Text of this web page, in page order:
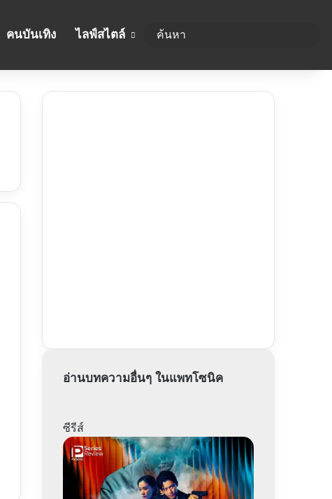
คนบันเทิง ไลฟ์สไตล์
อ่านบทความอื่นๆ ในแพทโซนิค
ซีรีส์